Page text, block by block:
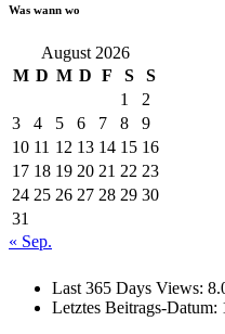
Was wann wo
August 2026
M D M D F S
S
1
2
3
4 5 6 7 8
9
10 11 12 13 14 15 16
17 18 19 20 21 22 23
24 25 26 27 28 29 30
31
« Sep.
Last 365 Days Views:
Letztes Beitrags-Datum: